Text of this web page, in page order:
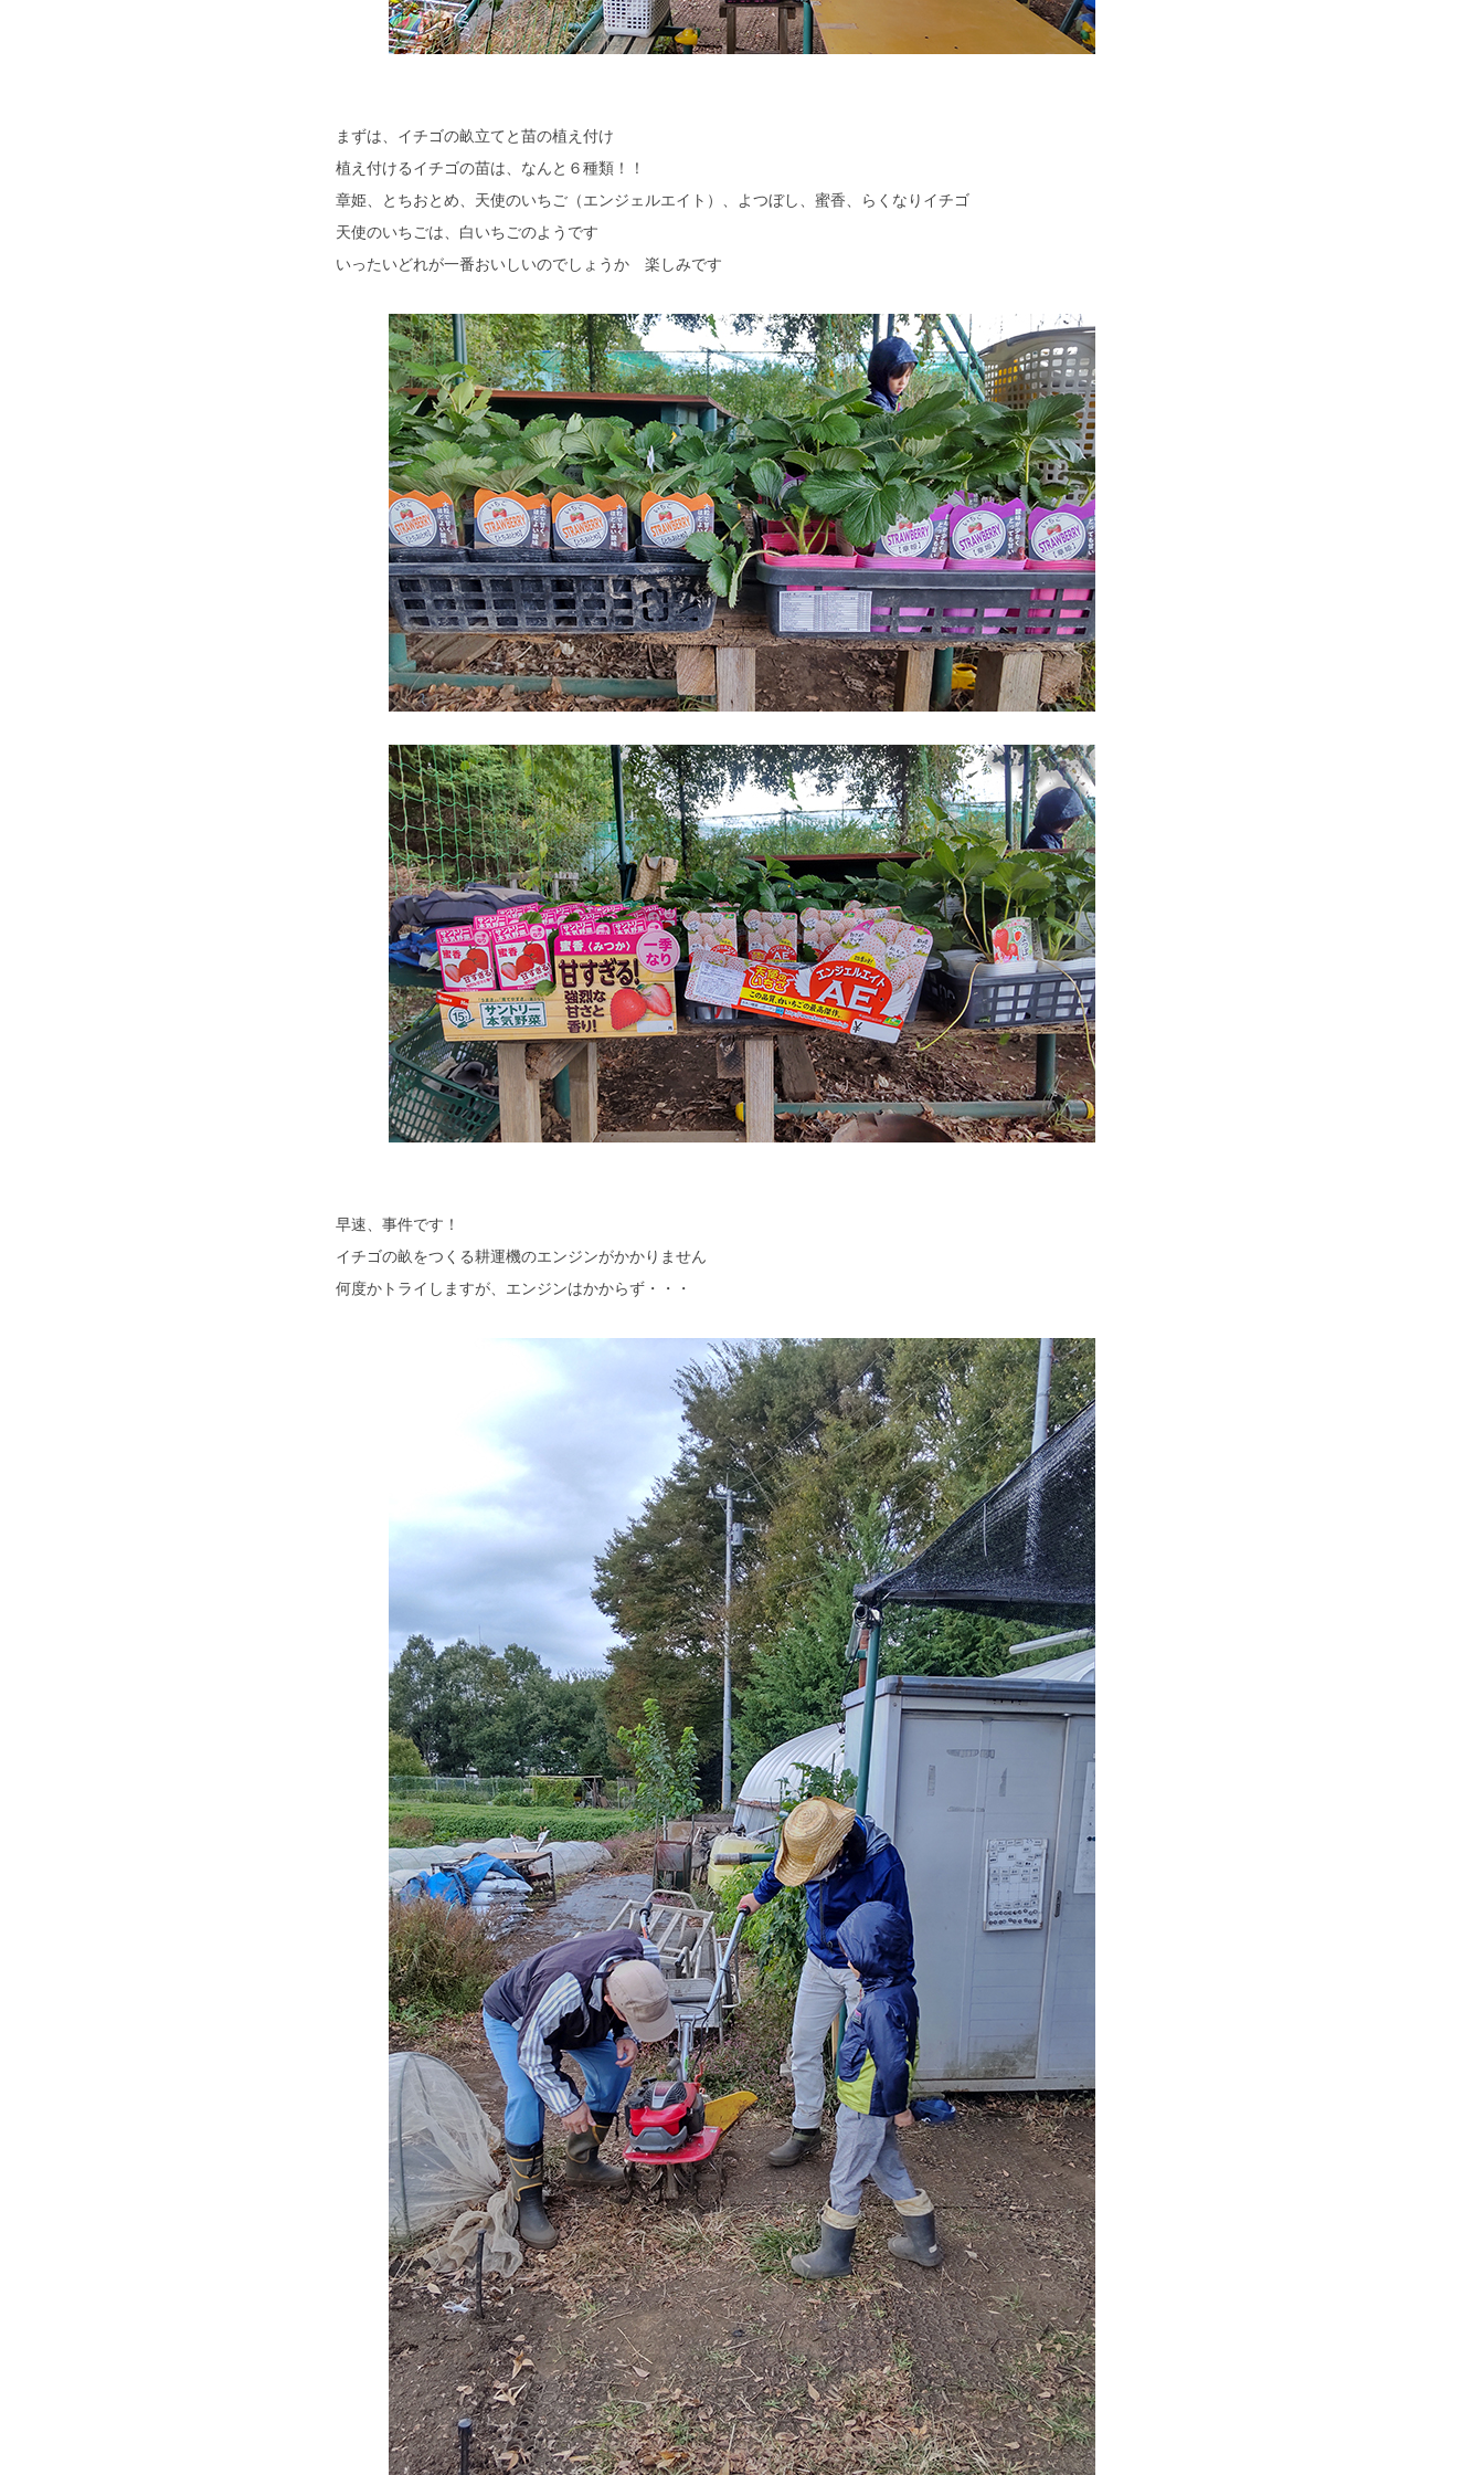
まずは、イチゴの畝立てと苗の植え付け
植え付けるイチゴの苗は、なんと６種類！！
章姫、とちおとめ、天使のいちご（エンジェルエイト）、よつぼし、蜜香、らくなりイチゴ
天使のいちごは、白いちごのようです
いったいどれが一番おいしいのでしょうか 楽しみです
早速、事件です！
イチゴの畝をつくる耕運機のエンジンがかかりません
何度かトライしますが、エンジンはかからず・・・